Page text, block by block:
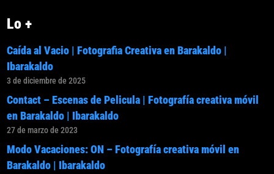
Lo +
Caída al Vacio | Fotografia Creativa en Barakaldo |
Ibarakaldo
3 de diciembre de 2025
Contact – Escenas de Pelicula | Fotografía creativa móvil
en Barakaldo | Ibarakaldo
27 de marzo de 2023
Modo Vacaciones: ON – Fotografía creativa móvil en
Barakaldo | Ibarakaldo